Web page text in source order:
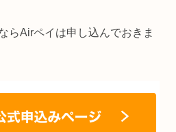
らAirペイは申し込んでおきま